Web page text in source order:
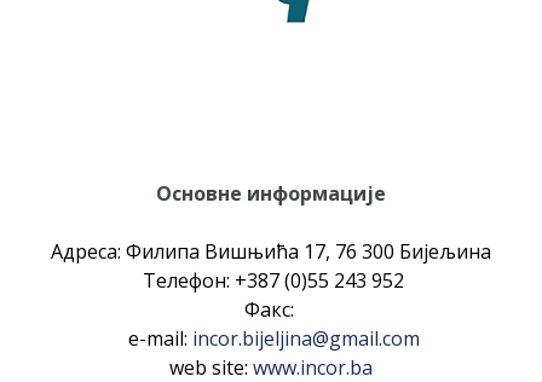
Основне информације
Адреса: Филипа Вишњића 17, 76 300 Бијељина
Teлефон: +387 (0)55 243 952
Факс:
e-mail: incor.bijeljina@gmail.com
web site: www.incor.ba